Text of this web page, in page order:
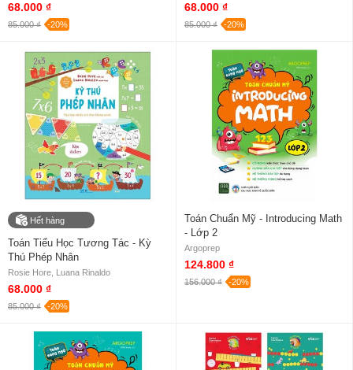
68.000 ₫
85.000 ₫ -20%
68.000 ₫
85.000 ₫ -20%
Hết hàng
Toán Tiểu Học Tương Tác - Kỳ
Thú Phép Nhân
Rosie Hore, Luana Rinaldo
68.000 ₫
85.000 ₫ -20%
Toán Chuẩn Mỹ - Introducing Math
- Lớp 2
Argoprep
124.800 ₫
156.000 ₫ -20%